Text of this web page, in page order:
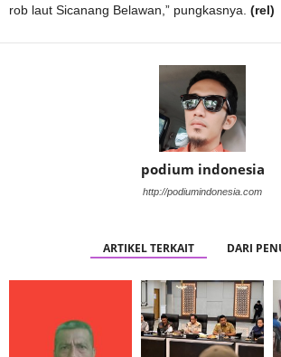
rob laut Sicanang Belawan,” pungkasnya. (rel)
podium indonesia
http://podiumindonesia.com
ARTIKEL TERKAIT DARI